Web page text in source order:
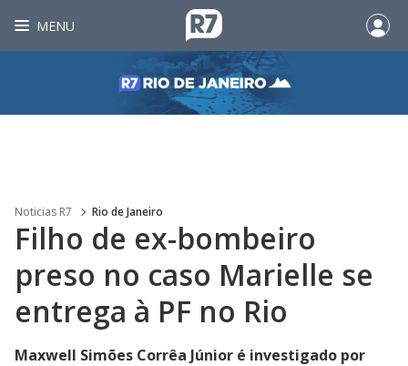
MENU
Noticias R7 Rio de Janeiro
Filho de ex-bombeiro
preso no caso Marielle se
entrega à PF no Rio
Maxwell Simões Corrêa Júnior é investigado por